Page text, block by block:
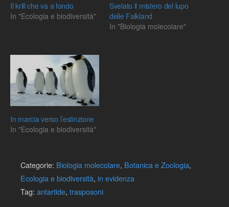
Il krill che va a fondo
In "Ecologia e biodiversità"
Svelato il mistero del lupo
delle Falkland
In "Biologia molecolare"
In marcia verso l’estinzione
In "Ecologia e biodiversità"
Categorie: Biologia molecolare, Botanica e Zoologia,
Ecologia e biodiversità, in evidenza
Tag: antartide, trasposoni